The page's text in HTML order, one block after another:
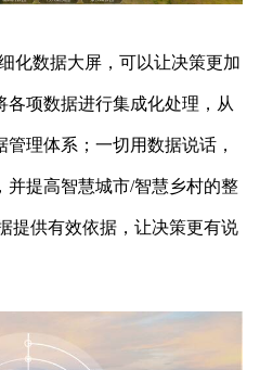
化数据大屏，可以让决策更加
各项数据进行集成化处理，从
理体系；一切用数据说话，
并提高智慧城市/智慧乡村的整
提供有效依据，让决策更有说